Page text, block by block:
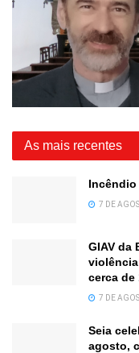
As mais recentes
Incêndio
7 DE
GIAV da
cerca de
7 DE
Seia
agosto,